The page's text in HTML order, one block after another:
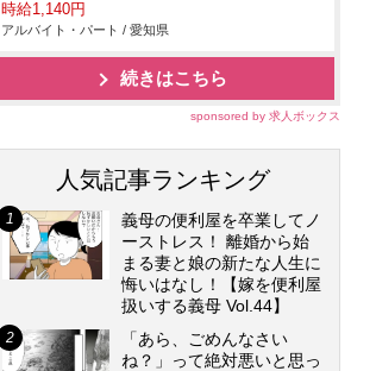
時給1,140円
アルバイト・パート / 愛知県
続きはこちら
sponsored by 求人ボックス
人気記事ランキング
義母の便利屋を卒業してノ
ーストレス！ 離婚から始
まる妻と娘の新たな人生に
悔いはなし！【嫁を便利屋
扱いする義母 Vol.44】
「あら、ごめんなさい
ね？」って絶対悪いと思っ